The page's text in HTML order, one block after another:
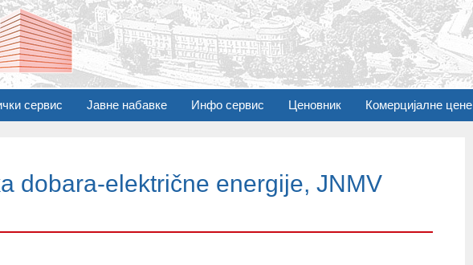
сервис Јавне набавке Инфо сервис Ценовник Комерцијалне цене
dobara-električne energije, JNMV